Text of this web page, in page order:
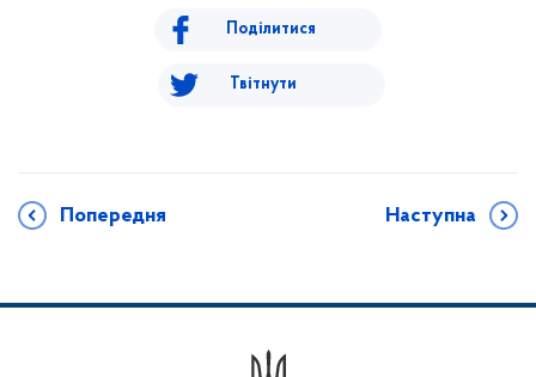
Поділитися
Твітнути
Попередня Наступна